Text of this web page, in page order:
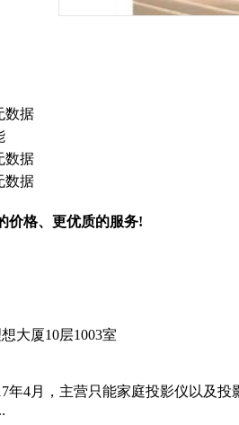
数据
数据
数据
价格、更优质的服务!
大厦10层1003室
年4月，主营只能家庭投影仪以及投